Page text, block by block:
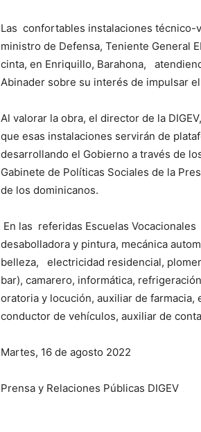
Las confortables instalaciones
ministro de Defensa, Teniente General
cinta, en Enriquillo, Barahona,
Abinader sobre su interés de impulsar
Al valorar la obra, el director de la
que esas instalaciones servirán de
desarrollando el Gobierno a través de
Gabinete de Políticas Sociales de la
de los dominicanos.
En las referidas Escuelas
desabolladora y pintura, mecánica
belleza, electricidad residencial,
bar), camarero, informática,
oratoria y locución, auxiliar de
conductor de vehículos, auxiliar de
Martes, 16 de agosto 2022
Prensa y Relaciones Públicas DIGEV